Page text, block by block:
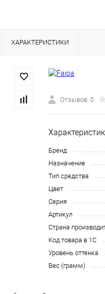
ХАРАКТЕРИСТИКИ
Отзывов: 0
Бренд
Назначение
Тип средства
Цвет
Серия
Артикул
Страна
Код товара в 1С
Уровень оттенка
Вес (грамм)